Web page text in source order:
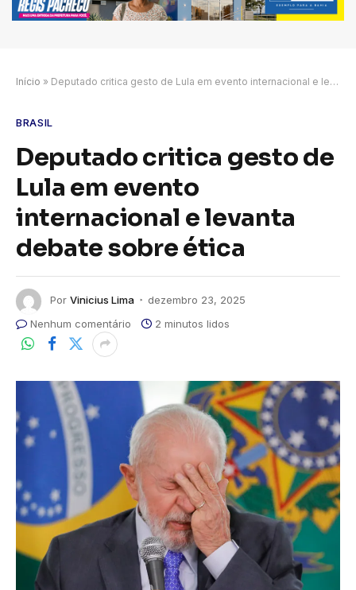
Início » Deputado critica gesto de Lula em evento internacional e levanta debate sobre ética
BRASIL
Deputado critica gesto de
Lula em evento
internacional e levanta
debate sobre ética
Por Vinicius Lima
dezembro 23, 2025
Nenhum comentário
2 minutos lidos